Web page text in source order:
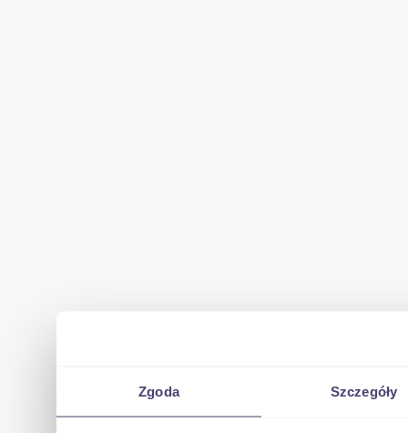
Zgoda Szczegóły